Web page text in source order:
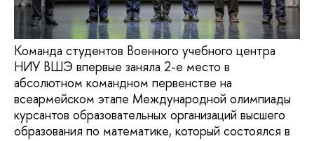
Команда студентов Военного учебного центра
НИУ ВШЭ впервые заняла 2-е место в
абсолютном командном первенстве на
всеармейском этапе Международной олимпиады
курсантов образовательных организаций высшего
образования по математике, который состоялся в